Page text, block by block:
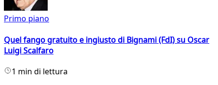
Primo piano
Quel fango gratuito e ingiusto di Bignami (FdI) su Oscar
Luigi Scalfaro
1 min di lettura